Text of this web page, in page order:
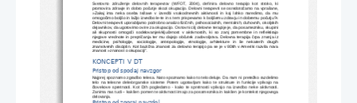
Svetovno   združenje   delovnih   terapevtov   (WFOT,   2004),   definira   delovno   terapijo   kot   stroko,   ki
promovira zdravje in dobro počutje skozi okupacijo. Delovni terapevti se osredotočamo na vprašane,
»Zakaj   ima   neka   oseba   težave   v   izvedbi   vsakodnevnih   aktivnosti   in   kaj   lahko   naredimo,   da   mu
omogočimo boljšo in lažjo izvedbo le-te in s tem prispevamo k boljšemu zdravju in dobremu počutju?«
Delovni terapevti uporabljamo podrobno analizo fizičnih, psihosocialnih, mentalnih, duhovnih, okoljskih
dejavnikov, da ugotovimo ovire za okupacijo. Osnovni cilj delovne terapije je, da posamezniku, skupini
ali   skupnosti   omogoči   sodelovanje/vključenost   v   aktivnostih,   ki   so   zanj   pomembne   in   reflektirajo
njegove vrednote in prepričanja ter mu dajejo občutek zadovoljstva. Delovna terapija črpa znanja iz
medicine,   psihologije,   sociologije,   antropologije,   etnologije,   arhitekture   in   še   nekaterih   drugih
znanstvenih disciplin. Kot bazična znanost za delovno terapijo pa se je v 80tih v Ameriki razvila nova
znanost »znanost o okupaciji”.
KONCEPTI V DT
Pristop od spodaj navzgor
Najprej spoznamo zgradbo telesa. Nato spoznamo kako to telo deluje. Da nam ni pretežko razdelimo
telo   na   telesne   dele/organske  sisteme   Potem  ugotavljam   kako   te   strukture  in   funkcije   vplivajo   na
človekove spretnosti. Kot Dth pogledamo - kako te spretnosti vplivajo na izvedbo neke aktivnosti.
Zanima nas tudi – kakšen pomen te aktivnosti imajo za posameznika in kakšen je kontekst njegovega
delovanja.